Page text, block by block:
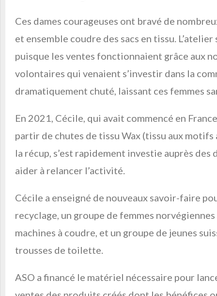
Ces dames courageuses ont bravé de
et ensemble coudre des sacs en tissu.
puisque les ventes fonctionnaient grâce aux
volontaires qui venaient s’investir dans la
dramatiquement chuté, laissant ces femmes
En 2021, Cécile, qui avait commencé en
partir de chutes de tissu Wax (tissu aux
la récup, s’est rapidement investie auprès des
aider à relancer l’activité.
Cécile a enseigné de nouveaux savoir-faire
recyclage, un groupe de femmes
machines à coudre, et un groupe de jeunes
trousses de toilette.
ASO a financé le matériel nécessaire pour